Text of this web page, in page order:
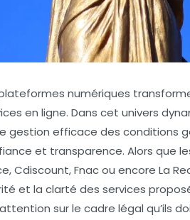
numériques
en ligne. Dans cet univers
gestion efficace des conditions
et transparence. Alors que
Cdiscount, Fnac ou encore La
et la clarté des services
sur le cadre légal qu’ils